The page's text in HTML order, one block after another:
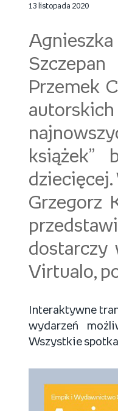
13 listopada 2020
Agnieszka
Przemek
książek”
dziecięcej.
Grzegorz
dostarczy
Virtualo,
Interaktywne
wydarzeń
Wszystkie